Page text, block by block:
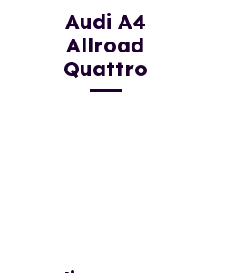
Audi A4
Allroad
Quattro